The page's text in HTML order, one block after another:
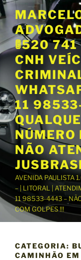
P
u
a
r
r
a
o
c
o
n
t
ú
d
🚦520
CNH
11
NÃO
AVENIDA PAULISTA
– | LITORAL |
11 98533-4443 –
COM GOLPES !!!
CATEGORIA:
CAMINHÃO EM